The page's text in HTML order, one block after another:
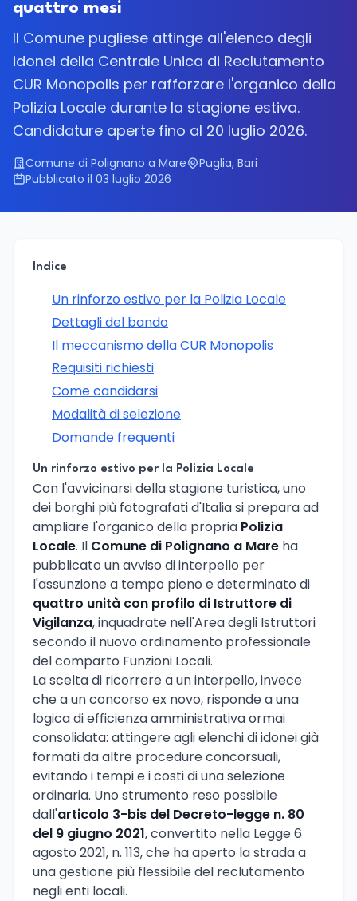
quattro mesi
Il Comune pugliese attinge all'elenco degli
idonei della Centrale Unica di Reclutamento
CUR Monopolis per rafforzare l'organico della
Polizia Locale durante la stagione estiva.
Candidature aperte fino al 20 luglio 2026.
Comune di Polignano a Mare
Puglia, Bari
Pubblicato il 03 luglio 2026
Indice
Un rinforzo estivo per la Polizia Locale
Dettagli del bando
Il meccanismo della CUR Monopolis
Requisiti richiesti
Come candidarsi
Modalità di selezione
Domande frequenti
Un rinforzo estivo per la Polizia Locale
Con l'avvicinarsi della stagione turistica, uno
dei borghi più fotografati d'Italia si prepara ad
ampliare l'organico della propria Polizia
Locale. Il Comune di Polignano a Mare ha
pubblicato un avviso di interpello per
l'assunzione a tempo pieno e determinato di
quattro unità con profilo di Istruttore di
Vigilanza, inquadrate nell'Area degli Istruttori
secondo il nuovo ordinamento professionale
del comparto Funzioni Locali.
La scelta di ricorrere a un interpello, invece
che a un concorso ex novo, risponde a una
logica di efficienza amministrativa ormai
consolidata: attingere agli elenchi di idonei già
formati da altre procedure concorsuali,
evitando i tempi e i costi di una selezione
ordinaria. Uno strumento reso possibile
dall'articolo 3-bis del Decreto-legge n. 80
del 9 giugno 2021, convertito nella Legge 6
agosto 2021, n. 113, che ha aperto la strada a
una gestione più flessibile del reclutamento
negli enti locali.